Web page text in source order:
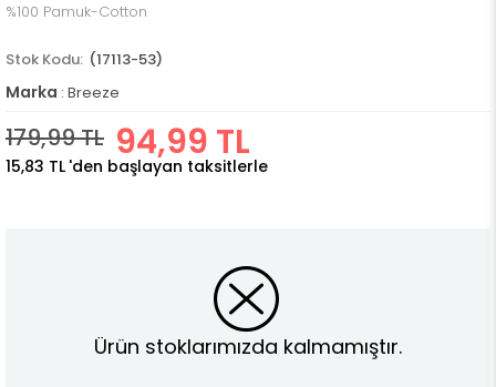
%100 Pamuk-Cotton
(17113-53)
Marka : Breeze
179,99 TL 94,99 TL
15,83 TL 'den başlayan taksitlerle
Ürün stoklarımızda kalmamıştır.